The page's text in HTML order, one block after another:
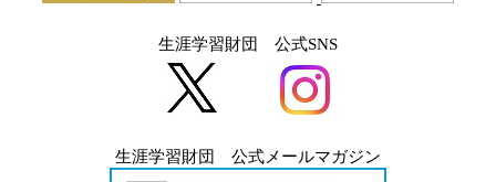
生涯学習財団 公式SNS
生涯学習財団 公式メールマガジン